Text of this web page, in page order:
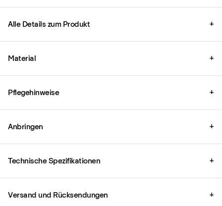
Alle Details zum Produkt +
Material +
Pflegehinweise +
Anbringen +
Technische Spezifikationen +
Versand und Rücksendungen +